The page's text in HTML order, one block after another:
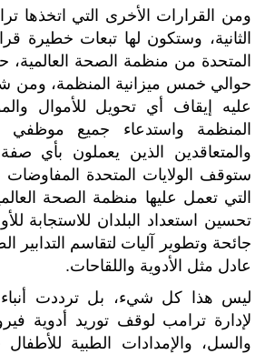
ومن القرارات الأخرى التي اتخذها
الثانية، وستكون لها تبعات خطيرة
المتحدة من منظمة الصحة
حوالي خمس ميزانية المنظمة، ومن
عليه إيقاف أي تحويل للأموال
المنظمة واستدعاء جميع موظفي
والمتعاقدين الذين يعملون بأي
ستوقف الولايات المتحدة المفاوضات
التي تعمل عليها منظمة الصحة
تحسين استعداد البلدان للاستجابة
جائحة وتطوير آليات لتقاسم التدابير
عادل مثل الأدوية واللقاحات.
ليس هذا كل شيء، بل ترددت
لإدارة ترامب لوقف توريد أدوية
والسل، والإمدادات الطبية